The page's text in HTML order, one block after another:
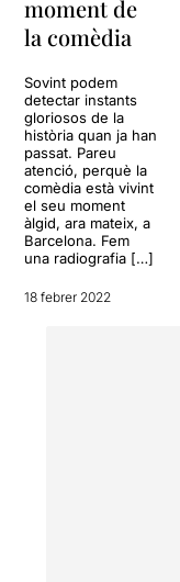
moment de
la comèdia
Sovint podem
detectar instants
gloriosos de la
història quan ja han
passat. Pareu
atenció, perquè la
comèdia està vivint
el seu moment
àlgid, ara mateix, a
Barcelona. Fem
una radiografia […]
18 febrer 2022